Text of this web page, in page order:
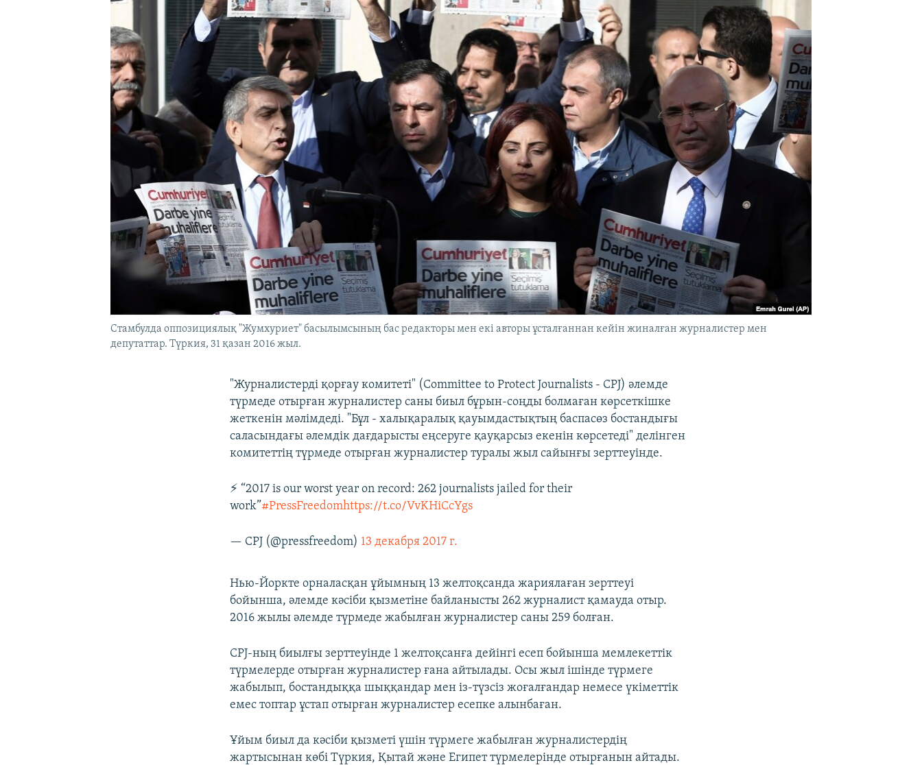
Стамбулда оппозициялық "Жумхуриет" басылымсының бас редакторы мен екі авторы ұсталғаннан кейін жиналған журналистер мен
депутаттар. Түркия, 31 қазан 2016 жыл.
"Журналистерді қорғау комитеті" (Committee to Protect Journalists - CPJ) әлемде
түрмеде отырған журналистер саны биыл бұрын-соңды болмаған көрсеткішке
жеткенін мәлімдеді. "Бұл - халықаралық қауымдастықтың баспасөз бостандығы
саласындағы әлемдік дағдарысты еңсеруге қауқарсыз екенін көрсетеді" делінген
комитеттің түрмеде отырған журналистер туралы жыл сайынғы зерттеуінде.
⚡️ “2017 is our worst year on record: 262 journalists jailed for their
work”#PressFreedomhttps://t.co/VvKHiCcYgs
— CPJ (@pressfreedom) 13 декабря 2017 г.
Нью-Йоркте орналасқан ұйымның 13 желтоқсанда жариялаған зерттеуі
бойынша, әлемде кәсіби қызметіне байланысты 262 журналист қамауда отыр.
2016 жылы әлемде түрмеде жабылған журналистер саны 259 болған.
CPJ-ның биылғы зерттеуінде 1 желтоқсанға дейінгі есеп бойынша мемлекеттік
түрмелерде отырған журналистер ғана айтылады. Осы жыл ішінде түрмеге
жабылып, бостандыққа шыққандар мен із-түзсіз жоғалғандар немесе үкіметтік
емес топтар ұстап отырған журналистер есепке алынбаған.
Ұйым биыл да кәсіби қызметі үшін түрмеге жабылған журналистердің
жартысынан көбі Түркия, Қытай және Египет түрмелерінде отырғанын айтады.